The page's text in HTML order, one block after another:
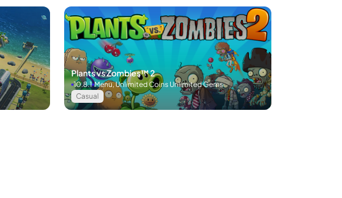
Plants vs Zombies™ 2
Casual
10.8.1 Menu, Unlimited Coins Unlimited Gems